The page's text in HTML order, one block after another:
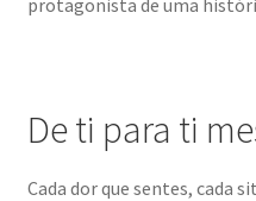
protagonista de uma
De ti para ti
Cada dor que sentes, cada